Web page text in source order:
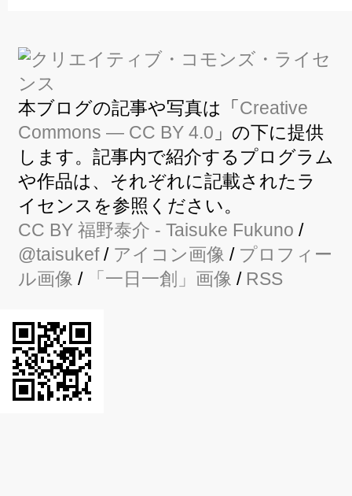
本ブログの記事や写真は「 Creative
Commons — CC BY 4.0 」の下に提供
します。記事内で紹介するプログラム
や作品は、それぞれに記載されたラ
イセンスを参照ください。
CC BY 福野泰介 - Taisuke Fukuno /
@taisukef/ アイコン画像 / プロフィー
ル画像 / 「一日一創」画像 / RSS